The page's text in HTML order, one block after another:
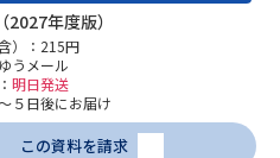
新学年スタート号特集ページ
（高2生用）
年度版）
）：215円
うメール
明日発送
５日後にお届け
この資料を請求